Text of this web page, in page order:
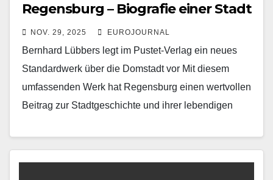
Regensburg – Biografie einer Stadt
NOV. 29, 2025 EUROJOURNAL
Bernhard Lübbers legt im Pustet-Verlag ein neues
Standardwerk über die Domstadt vor Mit diesem
umfassenden Werk hat Regensburg einen wertvollen
Beitrag zur Stadtgeschichte und ihrer lebendigen